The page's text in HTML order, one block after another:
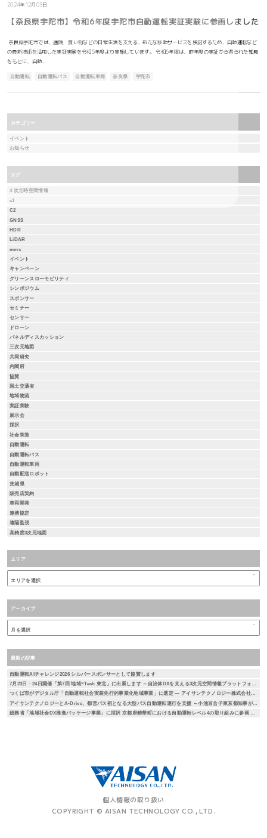
2024年12月03日
【奈良県宇陀市】令和6年度宇陀市自動運転実証実験に参画しました
奈良県宇陀市では、通院・買い物などの日常生活を支える、新たな移動サービスを検討するため、自動運転など
の最新技術を活用した実証実験を令和5年度より実施しています。 令和6年度は、昨年度の実証から得られた知見
をもとに、自動…
自動運転 自動運転バス 自動運転車両 奈良県 宇陀市
カテゴリー
イベント
お知らせ
タグ
4 次元時空間情報
c1
C2
GNSS
HDR
LiDAR
mms
イベント
キャンペーン
グリーンスローモビリティ
シンポジウム
スポンサー
セミナー
センサー
ドローン
パネルディスカッション
三次元地図
共同研究
内閣府
協賛
国土交通省
地域物流
実証実験
展示会
採択
社会実装
自動運転
自動運転バス
自動運転車両
自動配送ロボット
茨城県
販売店契約
車両開発
連携協定
遠隔監視
高精度3次元地図
エリア
アーカイブ
最新の記事
自動運転AIチャレンジ2026 シルバースポンサーとして協賛します
7月23日・24日開催「第7回 地域×Tech 東北」に出展します ～自治体DXを支える3次元空間情報プラットフォーム「DEXIO™」をご紹介～
つくば市がデジタル庁「自動運転社会実装先行的事業化地域事業」に選定 ― アイサンテクノロジー株式会社とA-Drive株式会社が本取り組みに参画 ―
アイサンテクノロジーとA-Drive、都営バス初となる大型バス自動運転運行を支援 ～小池百合子東京都知事が試乗、自動運転社会の実現に向けた取り組み～
総務省「地域社会DX推進パッケージ事業」に採択 京都府精華町における自動運転レベル4の取り組みに参画 ― 通信とAIを活用した遠隔監視による安全性・経済性の検証を実施 ―
個人情報の取り扱い
COPYRIGHT © AISAN TECHNOLOGY CO., LTD.